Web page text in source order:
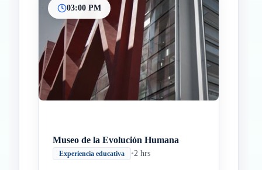
03:00 PM
Museo de la Evolución Humana
Experiencia educativa •2 hrs